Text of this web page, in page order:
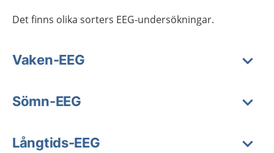
Det finns olika sorters EEG-undersökningar.
Vaken-EEG
Sömn-EEG
Långtids-EEG